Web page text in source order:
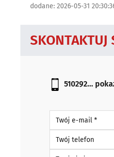
dodane: 2026-05-31
SKONTAKTUJ
510292...